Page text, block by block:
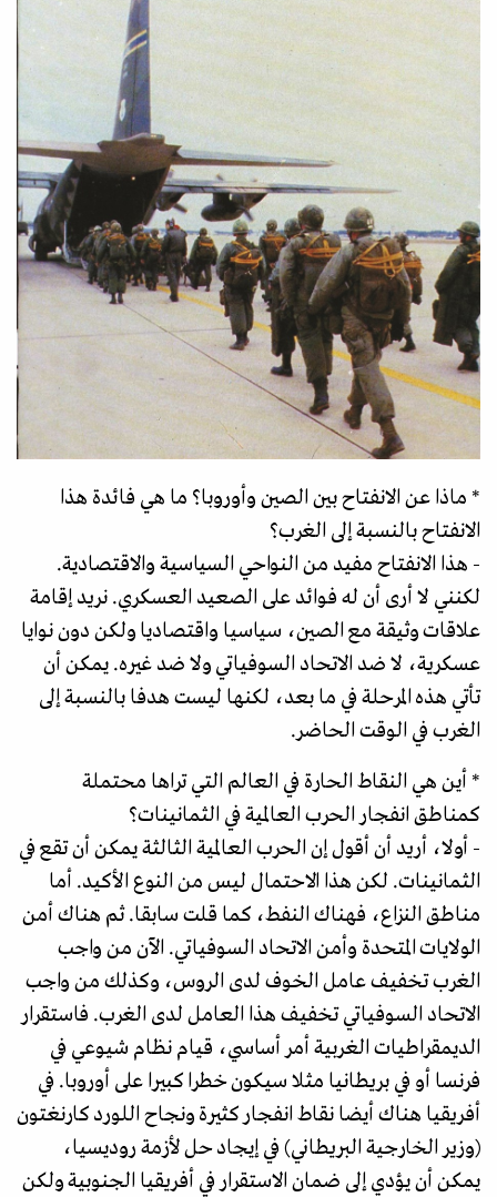
* ماذا عن الانفتاح بين الصين وأوروبا؟ ما هي فائدة هذا
الانفتاح بالنسبة إلى الغرب؟
- هذا الانفتاح مفيد من النواحي السياسية والاقتصادية.
لكنني لا أرى أن له فوائد على الصعيد العسكري. نريد إقامة
علاقات وثيقة مع الصين، سياسيا واقتصاديا ولكن دون نوايا
عسكرية، لا ضد الاتحاد السوفياتي ولا ضد غيره. يمكن أن
تأتي هذه المرحلة في ما بعد، لكنها ليست هدفا بالنسبة إلى
الغرب في الوقت الحاضر.
* أین هي النقاط الحارة في العالم التي تراها محتملة
كمناطق انفجار الحرب العالمية في الثمانينات؟
- أولا، أريد أن أقول إن الحرب العالمية الثالثة يمكن أن تقع في
الثمانينات. لكن هذا الاحتمال ليس من النوع الأكيد. أما
مناطق النزاع، فهناك النفط، كما قلت سابقا. ثم هناك أمن
الولايات المتحدة وأمن الاتحاد السوفياتي. الآن من واجب
الغرب تخفيف عامل الخوف لدى الروس، وكذلك من واجب
الاتحاد السوفياتي تخفيف هذا العامل لدى الغرب. فاستقرار
الديمقراطيات الغربية أمر أساسي، قيام نظام شيوعي في
فرنسا أو في بريطانيا مثلا سيكون خطرا كبيرا على أوروبا. في
أفريقيا هناك أيضا نقاط انفجار كثيرة ونجاح اللورد کارنغتون
(وزير الخارجية البريطاني) في إيجاد حل لأزمة روديسيا،
يمكن أن يؤدي إلى ضمان الاستقرار في أفريقيا الجنوبية ولكن